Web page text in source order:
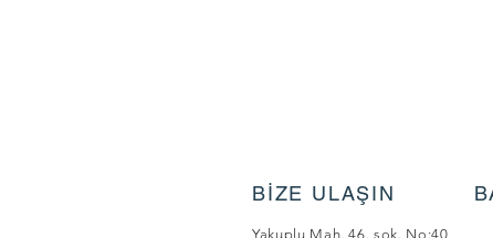
BİZE ULAŞIN
Yakuplu Mah. 46. sok. No:40